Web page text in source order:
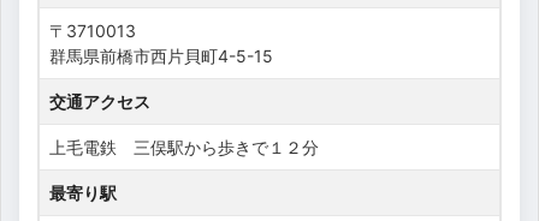
〒3710013
群馬県前橋市西片貝町4-5-15
交通アクセス
上毛電鉄 三俣駅から歩きで１２分
最寄り駅